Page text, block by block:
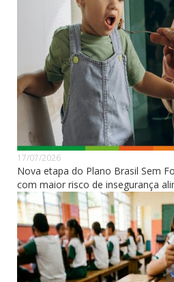
17/07/2026
Nova etapa do Plano Brasil Sem
com maior risco de insegurança